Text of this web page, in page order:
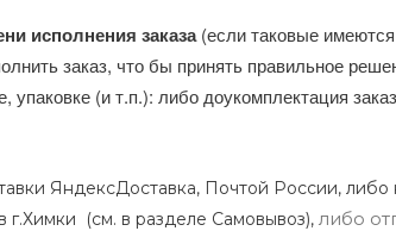
исполнения заказа(если таковые
заказ, что бы принять правильное
упаковке (и т.п.): либо доукомплектация
ЯндексДоставка, Почтой России,
г.Химки (см. в разделе Самовывоз), либо